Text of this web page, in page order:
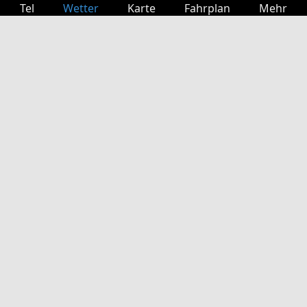
Tel Wetter Karte Fahrplan Mehr